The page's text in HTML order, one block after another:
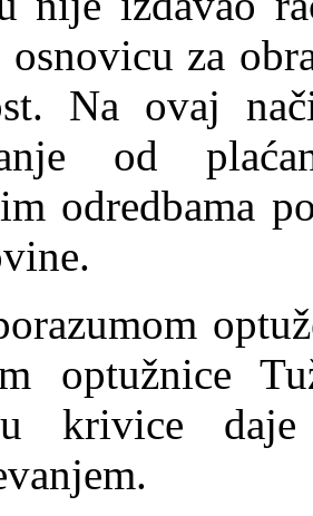
za
Na ovaj
od
odredbama
optužnice
krivice